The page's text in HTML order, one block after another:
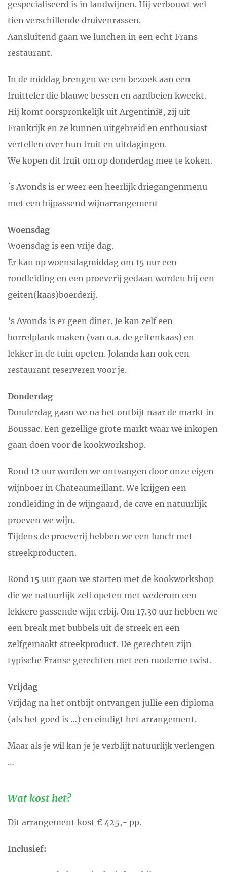
gespecialiseerd is in landwijnen. Hij verbouwt wel
tien verschillende druivenrassen.
Aansluitend gaan we lunchen in een echt Frans
restaurant.
In de middag brengen we een bezoek aan een
fruitteler die blauwe bessen en aardbeien kweekt.
Hij komt oorspronkelijk uit Argentinië, zij uit
Frankrijk en ze kunnen uitgebreid en enthousiast
vertellen over hun fruit en uitdagingen.
We kopen dit fruit om op donderdag mee te koken.
´s Avonds is er weer een heerlijk driegangenmenu
met een bijpassend wijnarrangement
Woensdag
Woensdag is een vrije dag.
Er kan op woensdagmiddag om 15 uur een
rondleiding en een proeverij gedaan worden bij een
geiten(kaas)boerderij.
’s Avonds is er geen diner. Je kan zelf een
borrelplank maken (van o.a. de geitenkaas) en
lekker in de tuin opeten. Jolanda kan ook een
restaurant reserveren voor je.
Donderdag
Donderdag gaan we na het ontbijt naar de markt in
Boussac. Een gezellige grote markt waar we inkopen
gaan doen voor de kookworkshop.
Rond 12 uur worden we ontvangen door onze eigen
wijnboer in Chateaumeillant. We krijgen een
rondleiding in de wijngaard, de cave en natuurlijk
proeven we wijn.
Tijdens de proeverij hebben we een lunch met
streekproducten.
Rond 15 uur gaan we starten met de kookworkshop
die we natuurlijk zelf opeten met wederom een
lekkere passende wijn erbij. Om 17.30 uur hebben we
een break met bubbels uit de streek en een
zelfgemaakt streekproduct. De gerechten zijn
typische Franse gerechten met een moderne twist.
Vrijdag
Vrijdag na het ontbijt ontvangen jullie een diploma
(als het goed is …) en eindigt het arrangement.
Maar als je wil kan je je verblijf natuurlijk verlengen
…
Wat kost het?
Dit arrangement kost € 425,- pp.
Inclusief: